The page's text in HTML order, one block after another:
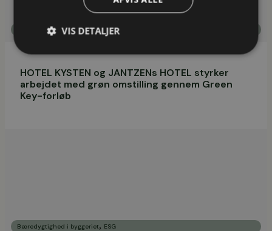
HOTEL KYSTEN og JANTZENs HOTEL styrker
arbejdet med grøn omstilling gennem Green
Key-forløb
Bæredygtighed i byggeriet, ESG
VIS DETALJER